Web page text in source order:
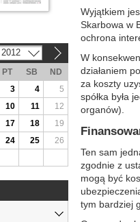
Wyjątkiem
Skarbowa w
ochrona
W
działaniem
za koszty
spółka była
organów).
Ten sam
zgodnie z
mogą być
tym bardziej
2012
PT SB
ND
3 4
5
10 11
12
17 18
19
24 25
26